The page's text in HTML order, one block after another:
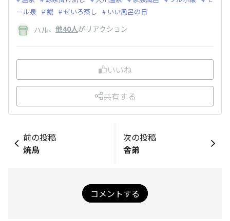
ール泉
鰻 せいろ蒸し いい風呂の日
ハル、 他40人がリアクション
いいね
共有する
前の投稿
焼鳥
次の投稿
舎弟
コメントする